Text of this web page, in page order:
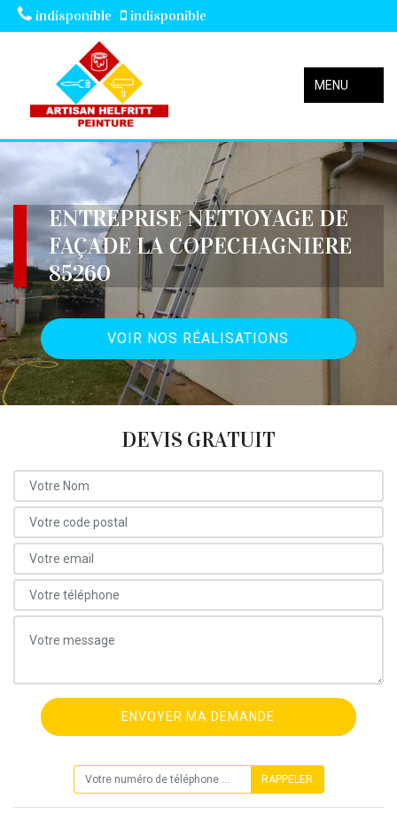
indisponible indisponible
MENU
ENTREPRISE NETTOYAGE DE
FAÇADE LA COPECHAGNIERE
85260
VOIR NOS RÉALISATIONS
DEVIS GRATUIT